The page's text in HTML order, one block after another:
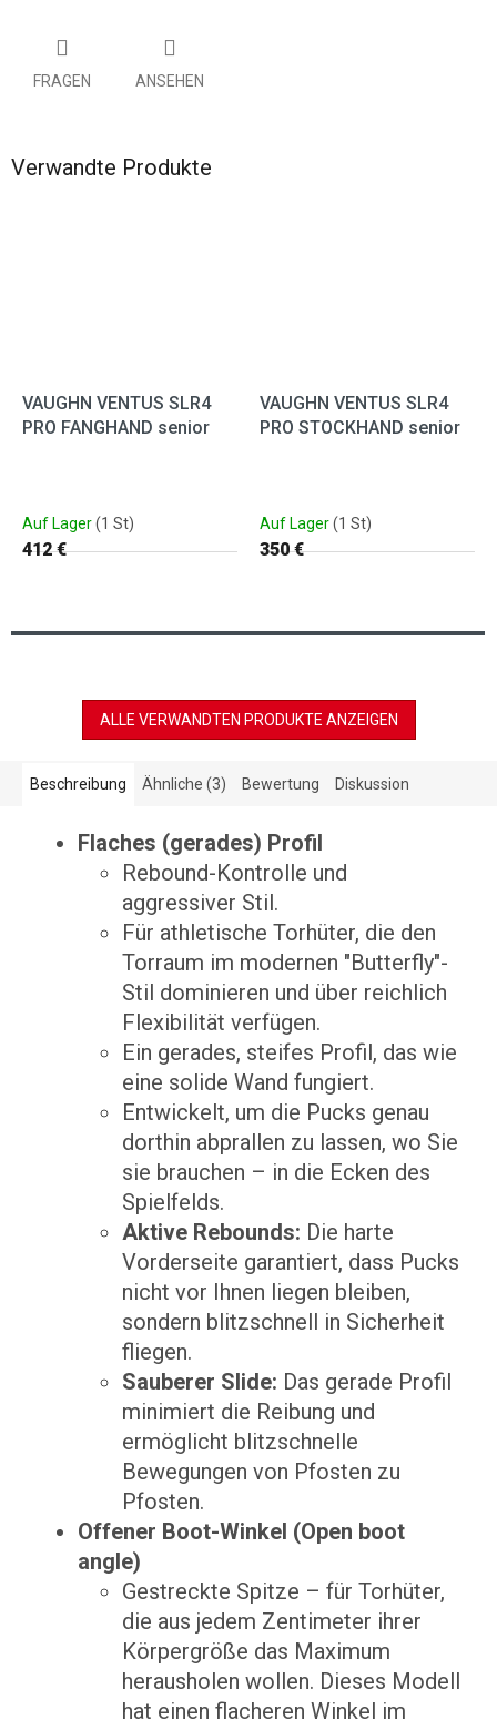
FRAGEN ANSEHEN
Verwandte Produkte
VAUGHN VENTUS SLR4
PRO FANGHAND senior
Auf Lager(1 St)
412 €
VAUGHN VENTUS SLR4
PRO STOCKHAND senior
Auf Lager(1 St)
350 €
ALLE VERWANDTEN PRODUKTE ANZEIGEN
Beschreibung Ähnliche (3) Bewertung Diskussion
Flaches (gerades) Profil
Rebound-Kontrolle und
aggressiver Stil.
Für athletische Torhüter, die den
Torraum im modernen "Butterfly"-
Stil dominieren und über reichlich
Flexibilität verfügen.
Ein gerades, steifes Profil, das wie
eine solide Wand fungiert.
Entwickelt, um die Pucks genau
dorthin abprallen zu lassen, wo Sie
sie brauchen – in die Ecken des
Spielfelds.
Aktive Rebounds: Die harte
Vorderseite garantiert, dass Pucks
nicht vor Ihnen liegen bleiben,
sondern blitzschnell in Sicherheit
fliegen.
Sauberer Slide: Das gerade Profil
minimiert die Reibung und
ermöglicht blitzschnelle
Bewegungen von Pfosten zu
Pfosten.
Offener Boot-Winkel (Open boot
angle)
Gestreckte Spitze – für Torhüter,
die aus jedem Zentimeter ihrer
Körpergröße das Maximum
herausholen wollen. Dieses Modell
hat einen flacheren Winkel im